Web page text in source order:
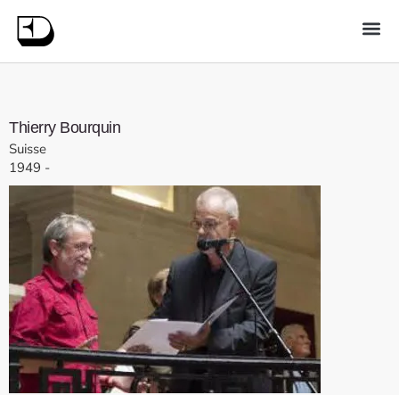
Thierry Bourquin
Suisse
1949 -